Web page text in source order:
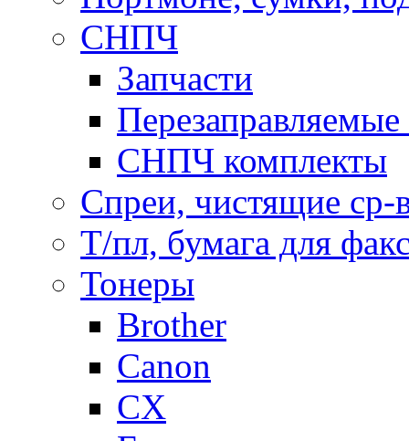
СНПЧ
Запчасти
Перезаправляемые
СНПЧ комплекты
Спреи, чистящие ср-
Т/пл, бумага для
Тонеры
Brother
Canon
CX